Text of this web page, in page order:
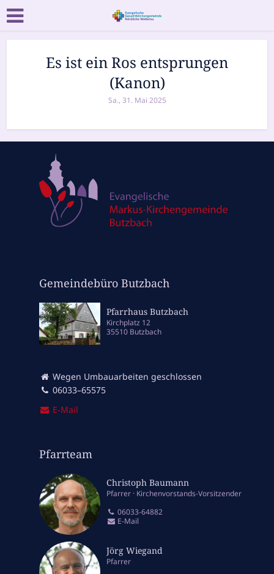
Es ist ein Ros entsprungen
(Kanon)
Sa., 31. Mai 2025
Gemeindebüro Butzbach
Pfarrhaus Butzbach
Kirchplatz 12
35510 Butzbach
Wegen Umbauarbeiten geschlossen
06033–65575
E‑Mail
Pfarrteam
Christoph Baumann
Pfarrer Kirchenvorstands-Vorsitzender
06033-64882
E-Mail
Jörg Wiegand
Pfarrer